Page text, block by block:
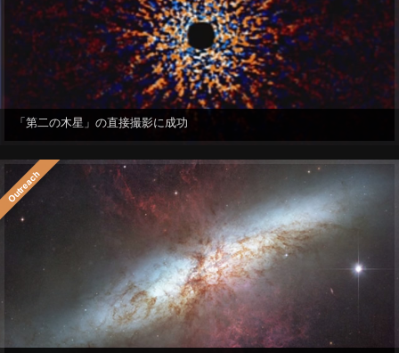
「第二の木星」の直接撮影に成功